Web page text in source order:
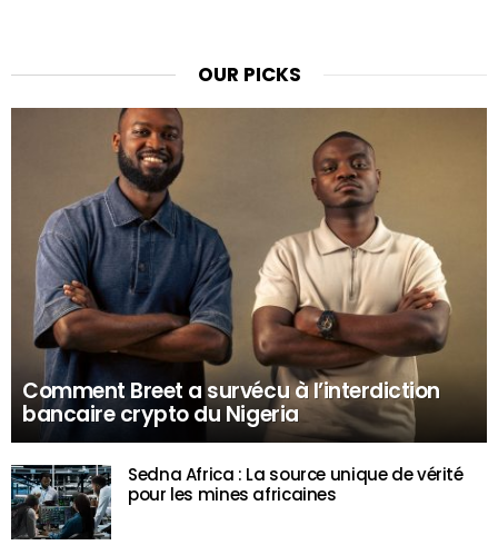
OUR PICKS
Comment Breet a survécu à l’interdiction
bancaire crypto du Nigeria
Sedna Africa : La source unique de vérité
pour les mines africaines